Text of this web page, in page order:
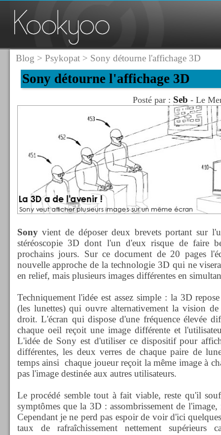
Blog > Psykopat> Sony détourne l'affichage 3D
Sony détourne l'affichage 3D
Posté par : Seb - Le
Sonyvient de déposer deux brevets portant sur
stéréoscopie 3D dont l'un d'eux risque de faire
prochains jours. Sur ce document de 20 pages
nouvelle approche de la technologie 3D qui ne
en relief, mais plusieurs images différentes en
Techniquement l'idée est assez simple : la 3D
(les lunettes) qui ouvre alternativement la vision
droit. L'écran qui dispose d'une fréquence élevée
chaque oeil reçoit une image différente et
L'idée de Sony est d'utiliser ce dispositif pour
différentes, les deux verres de chaque paire de
temps ainsi chaque joueur reçoit la même image à
pas l'image destinée aux autres utilisateurs.
Le procédé semble tout à fait viable, reste qu'il
symptômes que la 3D : assombrissement de l'image,
Cependant je ne perd pas espoir de voir d'ici
taux de rafraîchissement nettement supérieurs